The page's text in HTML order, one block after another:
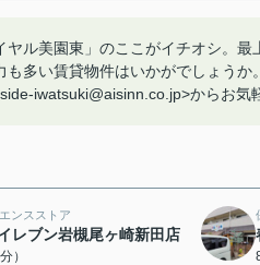
ヤル美園東」のここがイチオシ。
も多い賃貸物件はいかがでしょう
iwatsuki@aisinn.co.jp>からお気
ンスストア
レブン岩槻尾ヶ崎新田店
）